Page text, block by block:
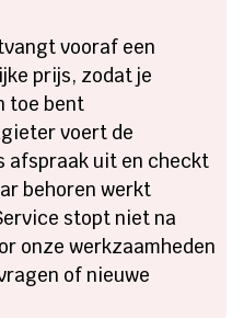
vooraf een
prijs, zodat je
toe bent
voert de
afspraak uit en checkt
behoren werkt
stopt niet na
onze werkzaamheden
of nieuwe